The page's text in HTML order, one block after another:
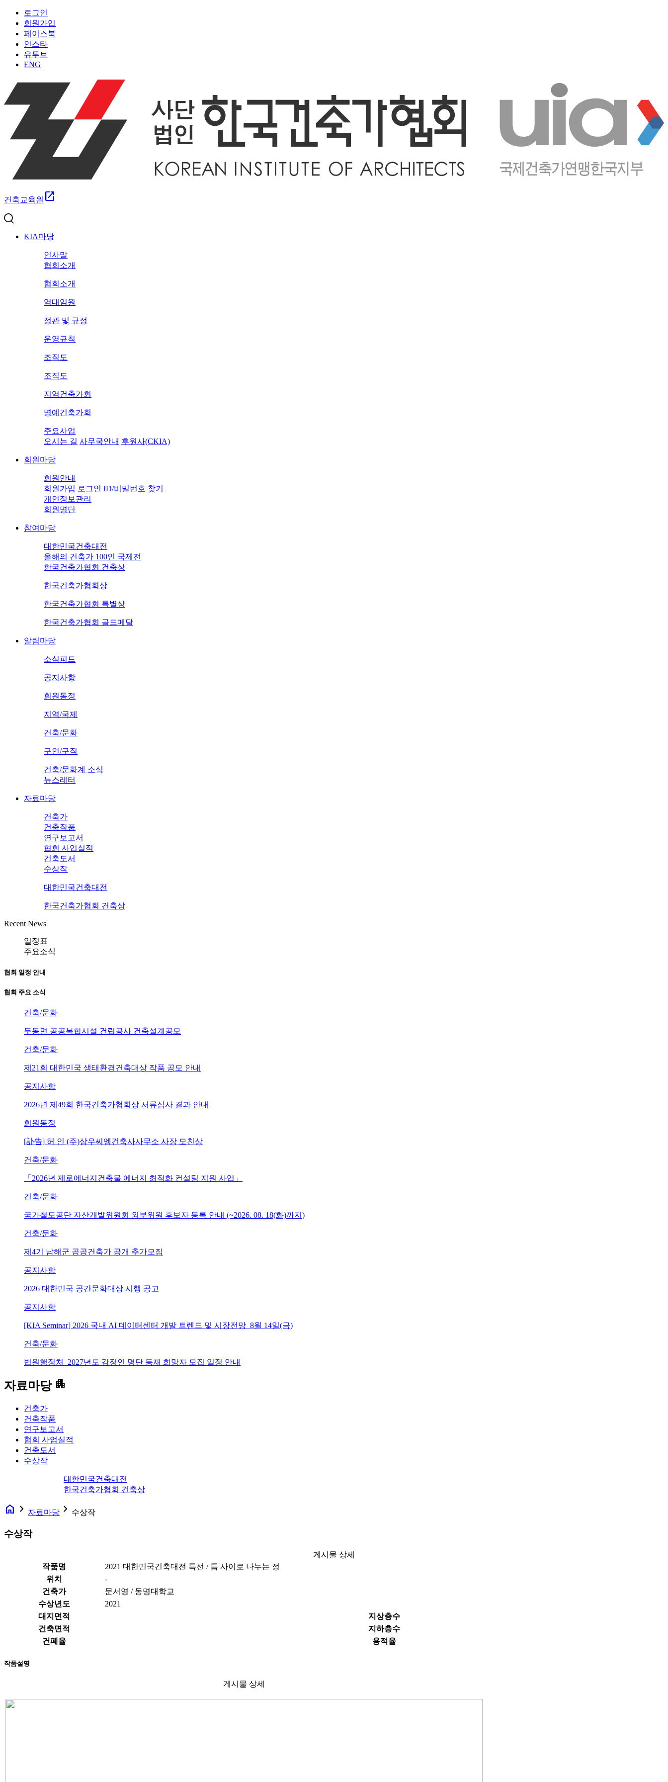
로그인
회원가입
페이스북
인스타
유투브
ENG
건축교육원 open_in_new
KIA마당
인사말
협회소개
협회소개
역대임원
정관 및 규정
운영규칙
조직도
조직도
지역건축가회
명예건축가회
주요사업
오시는 길 사무국안내 후원사(CKIA)
회원마당
회원안내
회원가입 로그인 ID/비밀번호 찾기
개인정보관리
회원명단
참여마당
대한민국건축대전
올해의 건축가 100인 국제전
한국건축가협회 건축상
한국건축가협회상
한국건축가협회 특별상
한국건축가협회 골드메달
알림마당
소식피드
공지사항
회원동정
지역/국제
건축/문화
구인/구직
건축/문화계 소식
뉴스레터
자료마당
건축가
건축작품
연구보고서
협회 사업실적
건축도서
수상작
대한민국건축대전
한국건축가협회 건축상
Recent News
일정표
주요소식
협회 일정 안내
협회 주요 소식
건축/문화
두동면 공공복합시설 건립공사 건축설계공모
건축/문화
제21회 대한민국 생태환경건축대상 작품 공모 안내
공지사항
2026년 제49회 한국건축가협회상 서류심사 결과 안내
회원동정
[訃告] 허 인 (주)삼우씨엠건축사사무소 사장 모친상
건축/문화
「2026년 제로에너지건축물 에너지 최적화 컨설팅 지원 사업」
건축/문화
국가철도공단 자산개발위원회 외부위원 후보자 등록 안내 (~2026. 08. 18(화)까지)
건축/문화
제4기 남해군 공공건축가 공개 추가모집
공지사항
2026 대한민국 공간문화대상 시행 공고
공지사항
[KIA Seminar] 2026 국내 AI 데이터센터 개발 트렌드 및 시장전망_8월 14일(금)
건축/문화
법원행정처_2027년도 감정인 명단 등재 희망자 모집 일정 안내
자료마당 apartment
건축가
건축작품
연구보고서
협회 사업실적
건축도서
수상작
대한민국건축대전
한국건축가협회 건축상
home navigate_next 자료마당 navigate_next 수상작
수상작
게시물 상세
작품명
2021 대한민국건축대전 특선 / 틈 사이로 나누는 정
위치
-
건축가
문서영 / 동명대학교
수상년도
2021
대지면적
지상층수
건축면적
지하층수
건폐율
용적율
작품설명
게시물 상세